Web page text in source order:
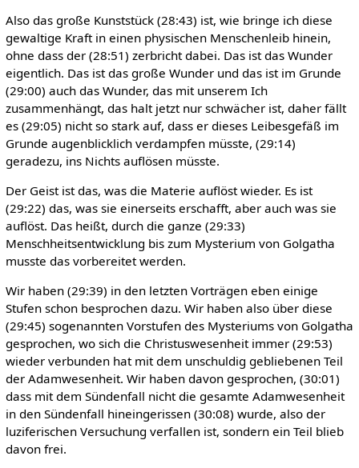
Also das große Kunststück (28:43) ist, wie bringe ich diese
gewaltige Kraft in einen physischen Menschenleib hinein,
ohne dass der (28:51) zerbricht dabei. Das ist das Wunder
eigentlich. Das ist das große Wunder und das ist im Grunde
(29:00) auch das Wunder, das mit unserem Ich
zusammenhängt, das halt jetzt nur schwächer ist, daher fällt
es (29:05) nicht so stark auf, dass er dieses Leibesgefäß im
Grunde augenblicklich verdampfen müsste, (29:14)
geradezu, ins Nichts auflösen müsste.
Der Geist ist das, was die Materie auflöst wieder. Es ist
(29:22) das, was sie einerseits erschafft, aber auch was sie
auflöst. Das heißt, durch die ganze (29:33)
Menschheitsentwicklung bis zum Mysterium von Golgatha
musste das vorbereitet werden.
Wir haben (29:39) in den letzten Vorträgen eben einige
Stufen schon besprochen dazu. Wir haben also über diese
(29:45) sogenannten Vorstufen des Mysteriums von Golgatha
gesprochen, wo sich die Christuswesenheit immer (29:53)
wieder verbunden hat mit dem unschuldig gebliebenen Teil
der Adamwesenheit. Wir haben davon gesprochen, (30:01)
dass mit dem Sündenfall nicht die gesamte Adamwesenheit
in den Sündenfall hineingerissen (30:08) wurde, also der
luziferischen Versuchung verfallen ist, sondern ein Teil blieb
davon frei.